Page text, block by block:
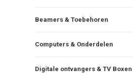
Beamers & Toebehoren
Computers & Onderdelen
Digitale ontvangers & TV Boxen